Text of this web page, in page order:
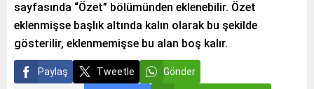
sayfasında “Özet” bölümünden eklenebilir. Özet
eklenmişse başlık altında kalın olarak bu şekilde
gösterilir, eklenmemişse bu alan boş kalır.
Paylaş Tweetle Gönder